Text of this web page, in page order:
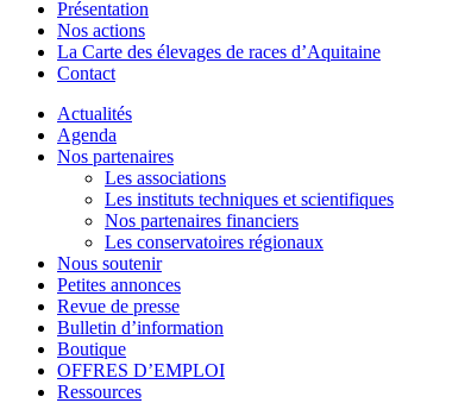
Présentation
Nos actions
La Carte des élevages de races d’Aquitaine
Contact
Actualités
Agenda
Nos partenaires
Les associations
Les instituts techniques et scientifiques
Nos partenaires financiers
Les conservatoires régionaux
Nous soutenir
Petites annonces
Revue de presse
Bulletin d’information
Boutique
OFFRES D’EMPLOI
Ressources